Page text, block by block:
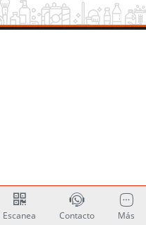
Escanea Contacto Más